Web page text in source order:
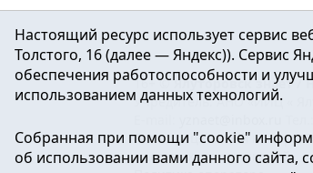
16+ ©Ялуторовск знает /
Учредитель: АНО «ИИЦ «
Регистрационный номер
массовых коммуникаций.
Настоящий ресурс использует сервис
Толстого, 16 (далее — Яндекс)). Сервис
обеспечения работоспособности и
использованием данных технологий.
Собранная при помощи "cookie"
об использовании вами данного сайта,